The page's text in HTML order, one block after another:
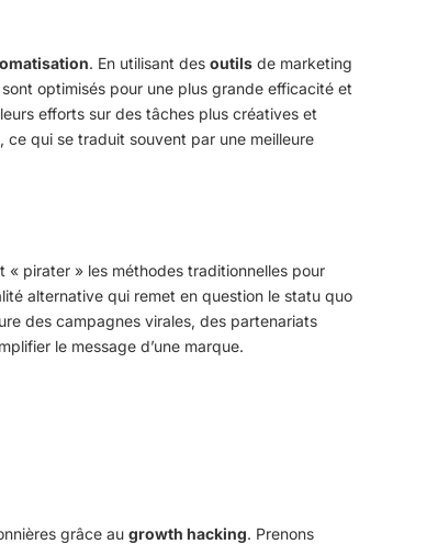
. En utilisant des outils de marketing
sont optimisés pour une plus grande efficacité et
efforts sur des tâches plus créatives et
ce qui se traduit souvent par une meilleure
« pirater » les méthodes traditionnelles pour
alternative qui remet en question le statu quo
des campagnes virales, des partenariats
le message d’une marque.
grâce au growth hacking. Prenons